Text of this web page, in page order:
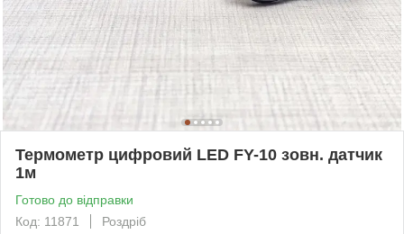
Термометр цифровий LED FY-10 зовн. датчик
1м
Готово до відправки
Код: 11871
Роздріб